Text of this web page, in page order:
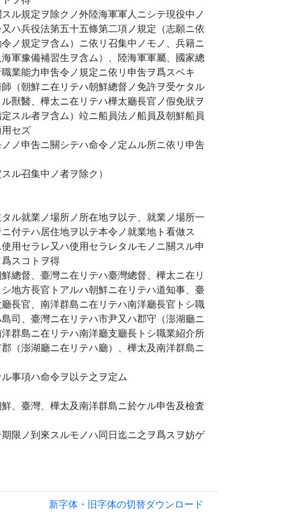
ル規定ヲ除クノ外陸海軍軍人ニシテ現役中ノ
ハ兵役法第五十五條第二項ノ規定（志願ニ依
ノ規定ヲ含ム）ニ依リ召集中ノモノ、兵籍ニ
軍豫備補習生ヲ含ム）、陸海軍軍屬、國家總
業能力申吿令ノ規定ニ依リ申吿ヲ爲スベキ
（朝鮮ニ在リテハ朝鮮總督ノ免許ヲ受ケタル
獸醫、樺太ニ在リテハ樺太廳長官ノ假免狀ヲ
スル者ヲ含ム）竝ニ船員法ノ船員及朝鮮船員
セズ
ノ申吿ニ關シテハ命令ノ定ムル所ニ依リ申吿
ル召集中ノ者ヲ除ク）
ル就業ノ場所ノ所在地ヲ以テ、就業ノ場所一
付テハ居住地ヲ以テ本令ノ就業地ト看做ス
用セラレ又ハ使用セラレタルモノニ關スル申
スコトヲ得
總督、臺灣ニ在リテハ臺灣總督、樺太ニ在リ
地方長官トアルハ朝鮮ニ在リテハ道知事、臺
長官、南洋群島ニ在リテハ南洋廳長官トシ職
司、臺灣ニ在リテハ市尹又ハ郡守（澎湖廳ニ
群島ニ在リテハ南洋廳支廳長トシ職業紹介所
（澎湖廳ニ在リテハ廳）、樺太及南洋群島ニ
事項ハ命令ヲ以テ之ヲ定ム
、臺灣、樺太及南洋群島ニ於ケル申吿及檢査
限ノ到來スルモノハ同日迄ニ之ヲ爲スヲ妨ゲ
新字体・旧字体の切替ダウンロード